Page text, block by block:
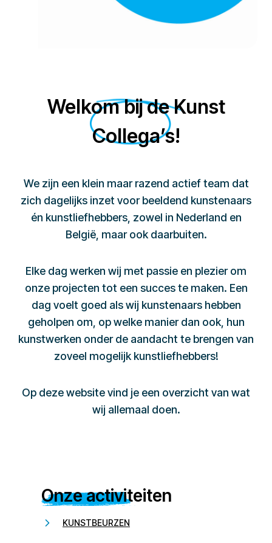
Welkom bij de Kunst
Collega’s!
We zijn een klein maar razend actief team dat
zich dagelijks inzet voor beeldend kunstenaars
én kunstliefhebbers, zowel in Nederland en
België, maar ook daarbuiten.
Elke dag werken wij met passie en plezier om
onze projecten tot een succes te maken. Een
dag voelt goed als wij kunstenaars hebben
geholpen om, op welke manier dan ook, hun
kunstwerken onder de aandacht te brengen van
zoveel mogelijk kunstliefhebbers!
Op deze website vind je een overzicht van wat
wij allemaal doen.
Onze activiteiten
KUNSTBEURZEN